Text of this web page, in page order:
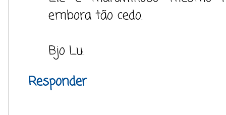
embora tão cedo.
Bjo Lu.
Responder